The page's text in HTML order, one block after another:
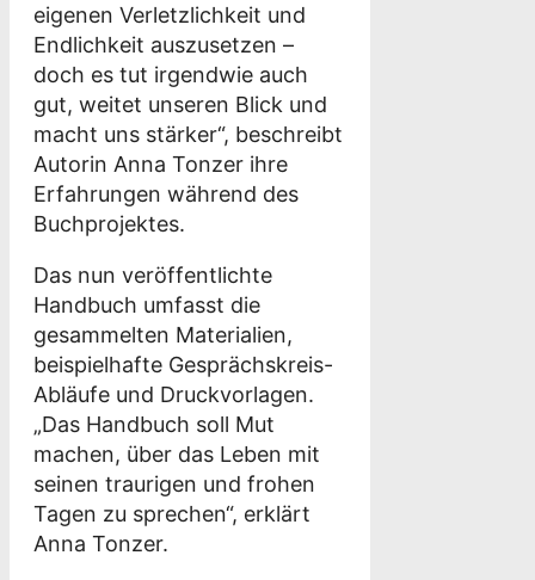
eigenen Verletzlichkeit und
Endlichkeit auszusetzen –
doch es tut irgendwie auch
gut, weitet unseren Blick und
macht uns stärker“, beschreibt
Autorin Anna Tonzer ihre
Erfahrungen während des
Buchprojektes.
Das nun veröffentlichte
Handbuch umfasst die
gesammelten Materialien,
beispielhafte Gesprächskreis-
Abläufe und Druckvorlagen.
„Das Handbuch soll Mut
machen, über das Leben mit
seinen traurigen und frohen
Tagen zu sprechen“, erklärt
Anna Tonzer.